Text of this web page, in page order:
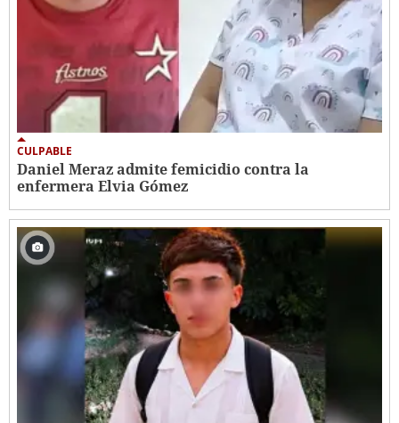
CULPABLE
Daniel Meraz admite femicidio contra la
enfermera Elvia Gómez